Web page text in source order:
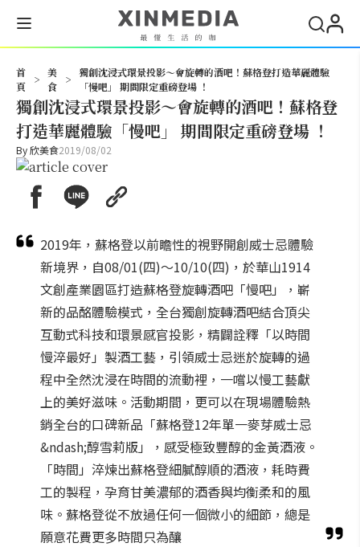
首
頁
>
美
食
>
獨創沈浸式環景投影～會旋轉的酒吧！蘇格登打造華麗體驗
「慢吧」 期間限定重磅登場 ！
獨創沈浸式環景投影～會旋轉的酒吧！蘇格登
打造華麗體驗「慢吧」 期間限定重磅登場 ！
By欣美食2019/08/02
2019年，蘇格登以前瞻性的視野開創威士忌體驗
新境界，自08/01(四)～10/10(四)，於華山1914
文創產業園區打造蘇格登旋轉酒吧「慢吧」，嶄
新的品酩體驗模式，全台獨創旋轉酒吧結合頂尖
互動式科技和環景感官投影，精闢詮釋「以時間
慢淬最好」製酒工藝，引領威士忌迷於旋轉的過
程中全然沈浸在時間的流動裡，一嚐以慢工藝獻
上的美好滋味。活動期間，更可以在現場體驗熱
銷全台的口碑新品「蘇格登12年單一麥芽威士忌
&ndash;醇雪莉版」，感受極致豐醇的金黃酒液。
「時間」淬煉出蘇格登細膩醇順的酒液，耗時費
工的製程，孕育甘美濃郁的酒香與均衡柔和的風
味。蘇格登從不放過任何一個微小的細節，總是
願意花費更多時間只為釀